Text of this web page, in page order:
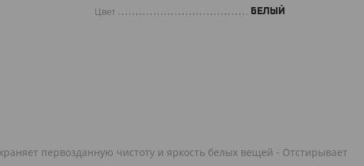
Цвет БЕЛЫЙ
первозданную чистоту и яркость белых вещей - Отстирывает